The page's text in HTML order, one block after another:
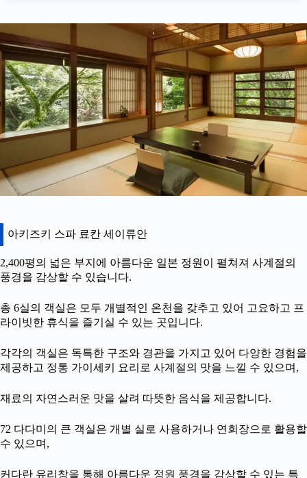
아키즈키 스파 료칸 세이류안
2,400평의 넓은 부지에 아름다운 일본 정원이 펼쳐져 사계절의
풍경을 감상할 수 있습니다.
총 6실의 객실은 모두 개별적인 온천을 갖추고 있어 고요하고 프
라이빗한 휴식을 즐기실 수 있는 곳입니다.
각각의 객실은 독특한 구조와 경관을 가지고 있어 다양한 경험을
제공하고 정통 가이세키 요리로 사계절의 맛을 느낄 수 있으며,
재료의 자연스러운 맛을 살려 따뜻한 음식을 제공합니다.
72 다다미의 큰 객실은 개별 실로 사용하거나 연회장으로 활용할
수 있으며,
커다란 유리창을 통해 아름다운 정원 풍경을 감상할 수 있는 특